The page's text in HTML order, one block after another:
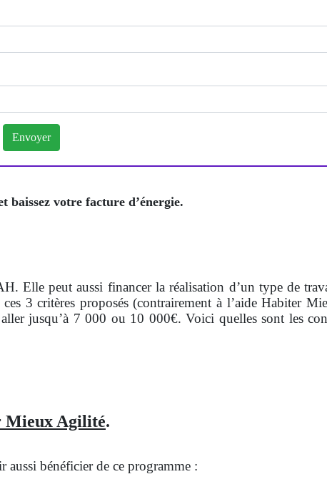
baissez votre facture d’énergie.
Elle peut aussi financer la réalisation d’un type de
3 critères proposés (contrairement à l’aide Habiter
jusqu’à 7 000 ou 10 000€. Voici quelles sont les
Mieux Agilité.
aussi bénéficier de ce programme :